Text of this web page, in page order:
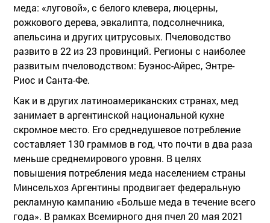
меда: «луговой», с белого клевера, люцерны,
рожкового дерева, эвкалипта, подсолнечника,
апельсина и других цитрусовых. Пчеловодство
развито в 22 из 23 провинций. Регионы с наиболее
развитым пчеловодством: Буэнос-Айрес, Энтре-
Риос и Санта-Фе.
Как и в других латиноамериканских странах, мед
занимает в аргентинской национальной кухне
скромное место. Его среднедушевое потребление
составляет 130 граммов в год, что почти в два раза
меньше среднемирового уровня. В целях
повышения потребления меда населением страны
Минсельхоз Аргентины продвигает федеральную
рекламную кампанию «Больше меда в течение всего
года». В рамках Всемирного дня пчел 20 мая 2021